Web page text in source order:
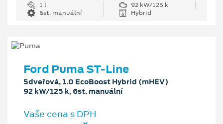
1 l
92 kW/125 k
6st. manuální
Hybrid
Ford Puma ST-Line
5dveřová, 1.0 EcoBoost Hybrid (mHEV)
92 kW/125 k, 6st. manuální
Vaše cena s DPH